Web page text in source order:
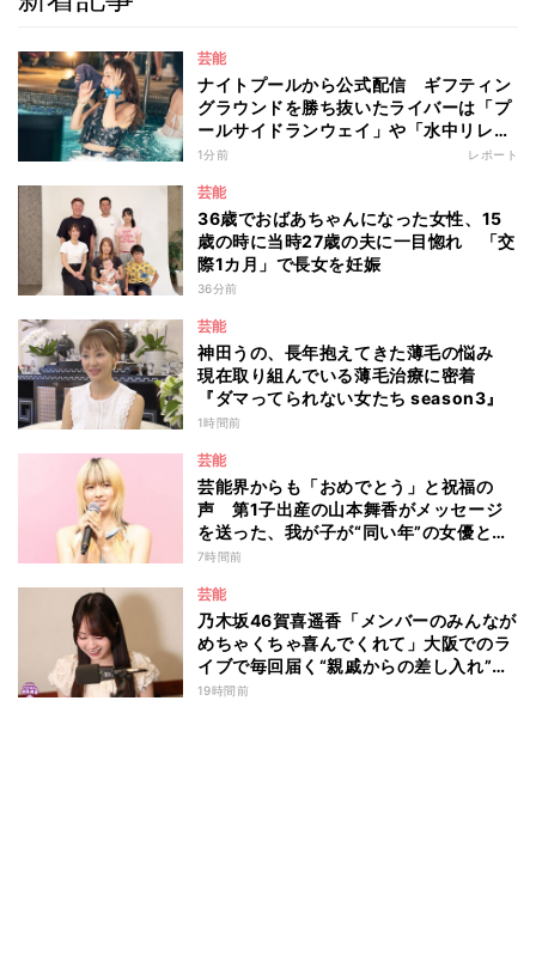
芸能
ナイトプールから公式配信 ギフティン
グラウンドを勝ち抜いたライバーは「プ
ールサイドランウェイ」や「水中リレ
ー」にも参加 『イチナナイト★プー
1分前 レポート
芸能
36歳でおばあちゃんになった女性、15
歳の時に当時27歳の夫に一目惚れ 「交
際1カ月」で長女を妊娠
36分前
芸能
神田うの、長年抱えてきた薄毛の悩み
現在取り組んでいる薄毛治療に密着
『ダマってられない女たち season3』
1時間前
芸能
芸能界からも「おめでとう」と祝福の
声 第1子出産の山本舞香がメッセージ
を送った、我が子が“同い年”の女優と
は 今月1日には2年在籍した所属事務所
改めて考えながら…」
7時間前
芸能
乃木坂46賀喜遥香「メンバーのみんなが
めちゃくちゃ喜んでくれて」大阪でのラ
イブで毎回届く“親戚からの差し入れ”と
は？
19時間前